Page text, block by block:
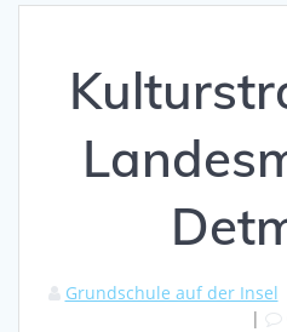
Grundschule auf der Insel
|